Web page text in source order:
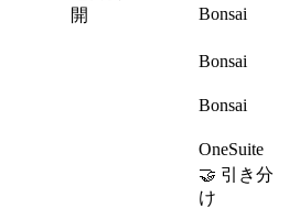
開
Bonsai
Bonsai
Bonsai
OneSuite
🤝 引き分
け